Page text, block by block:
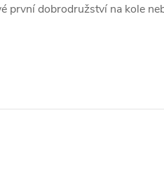
první dobrodružství na kole